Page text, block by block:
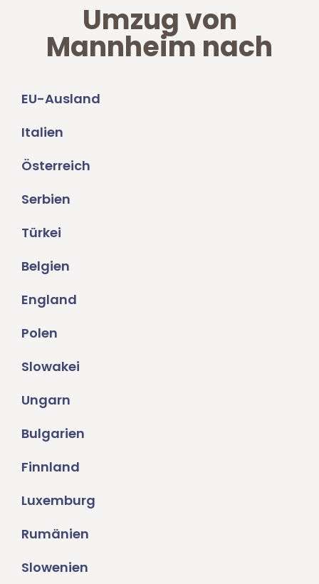
Umzug von
Mannheim nach
EU-Ausland
Italien
Österreich
Serbien
Türkei
Belgien
England
Polen
Slowakei
Ungarn
Bulgarien
Finnland
Luxemburg
Rumänien
Slowenien